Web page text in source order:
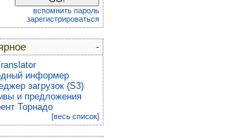
вспомнить пароль
зарегистрироваться
-
информер
загрузок (S3)
и предложения
Торнадо
[весь список]